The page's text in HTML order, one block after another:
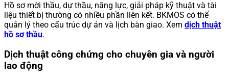
Hồ sơ mời thầu, dự thầu, năng lực, giải pháp kỹ thuật và tài
liệu thiết bị thường có nhiều phần liên kết. BKMOS có thể
quản lý theo cấu trúc dự án và lịch bàn giao. Xem dịch thuật
hồ sơ thầu.
Dịch thuật công chứng cho chuyên gia và người
lao động